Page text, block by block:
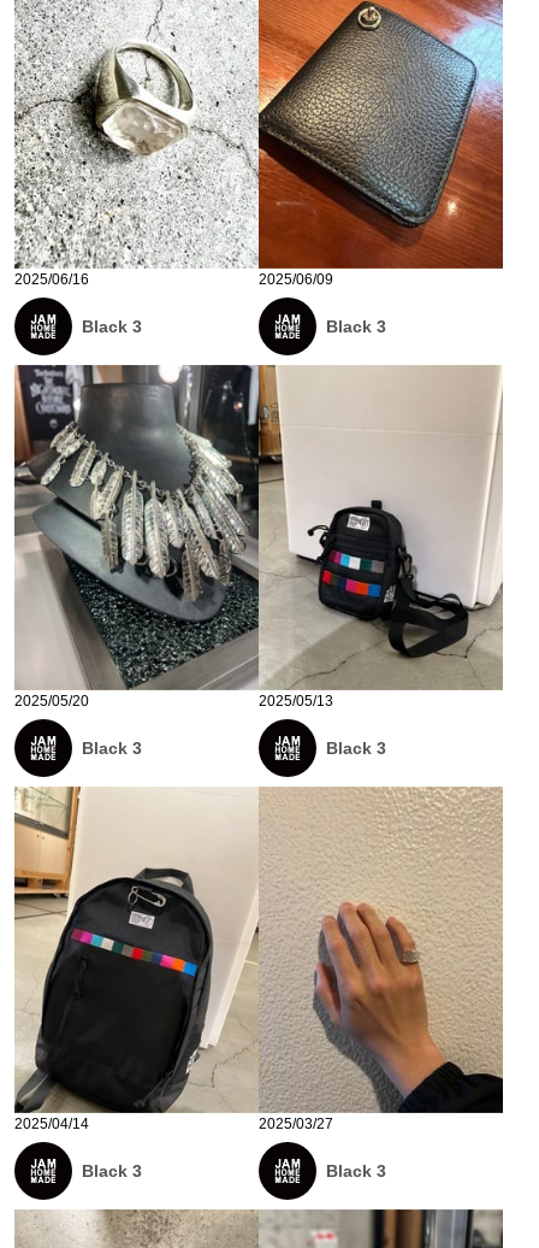
2025/06/16
Black 3
2025/06/09
Black 3
2025/05/20
Black 3
2025/05/13
Black 3
2025/04/14
Black 3
2025/03/27
Black 3